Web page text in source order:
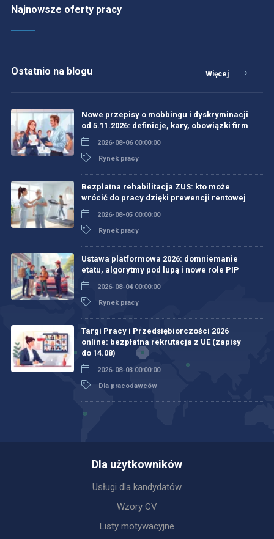
Najnowsze oferty pracy
Ostatnio na blogu Więcej
Nowe przepisy o mobbingu i dyskryminacji
od 5.11.2026: definicje, kary, obowiązki firm
2026-08-06 00:00:00
Rynek pracy
Bezpłatna rehabilitacja ZUS: kto może
wrócić do pracy dzięki prewencji rentowej
2026-08-05 00:00:00
Rynek pracy
Ustawa platformowa 2026: domniemanie
etatu, algorytmy pod lupą i nowe role PIP
2026-08-04 00:00:00
Rynek pracy
Targi Pracy i Przedsiębiorczości 2026
online: bezpłatna rekrutacja z UE (zapisy
do 14.08)
2026-08-03 00:00:00
Dla pracodawców
Dla użytkowników
Usługi dla kandydatów
Wzory CV
Listy motywacyjne